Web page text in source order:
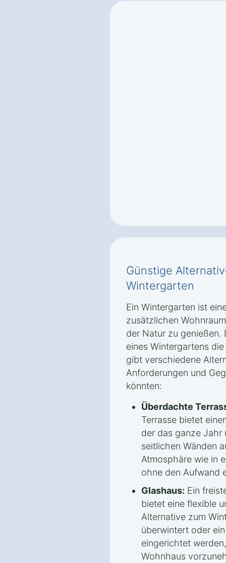
Günstige
Wintergarten
Ein Wintergarten ist
zusätzlichen
der Natur zu genießen.
eines Wintergartens
gibt verschiedene
Anforderungen und
könnten:
Überdachte
Terrasse bietet
der das ganze Jahr
seitlichen Wänden
Atmosphäre wie in
ohne den Aufwand
Glashaus: Ein
bietet eine flexible
Alternative zum
überwintert oder
eingerichtet
Wohnhaus